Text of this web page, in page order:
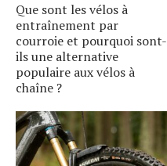
Que sont les vélos à
entraînement par
courroie et pourquoi sont-
ils une alternative
populaire aux vélos à
chaîne ?